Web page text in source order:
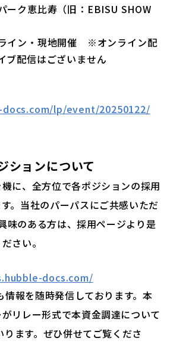
ーク恵比寿（旧：EBISU SHOW
イン・現地開催 ※オンライン配
ブ配信はございません
lp/event/20250122/
ションについて
に、全方位で各ポジションの採用
。当社のパーパスにご共感いただ
味のある方は、採用ページより是
さい。
docs.com/
報を随時発信しております。本
リレー形式で本資金調達について
ます。ぜひ併せてご覧くださ